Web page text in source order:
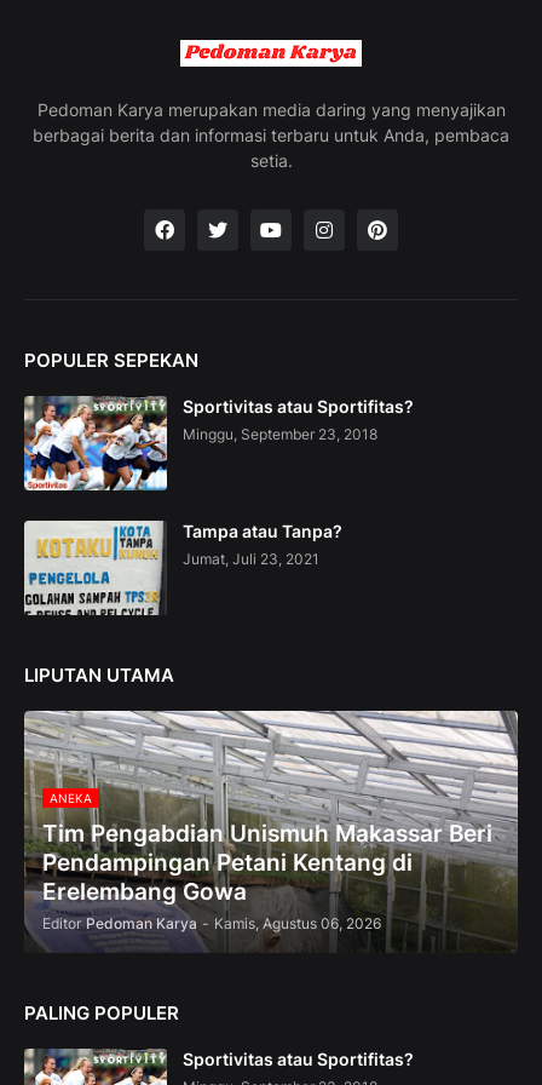
V
e
c
t
i
n
—
U
p
t
0
%
O
f
f
Pedoman Karya merupakan media daring yang menyajikan
berbagai berita dan informasi terbaru untuk Anda, pembaca
setia.
POPULER SEPEKAN
Sportivitas atau Sportifitas?
Minggu, September 23, 2018
Tampa atau Tanpa?
Jumat, Juli 23, 2021
LIPUTAN UTAMA
ANEKA
Tim Pengabdian Unismuh Makassar Beri
Pendampingan Petani Kentang di
Erelembang Gowa
Editor Pedoman Karya - Kamis, Agustus 06, 2026
PALING POPULER
Sportivitas atau Sportifitas?